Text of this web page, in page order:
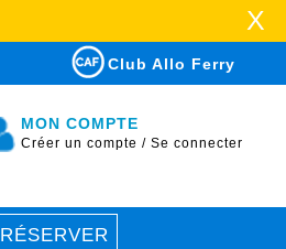
Club Allo Ferry
MON COMPTE
Créer un compte / Se connecter
RÉSERVER
X